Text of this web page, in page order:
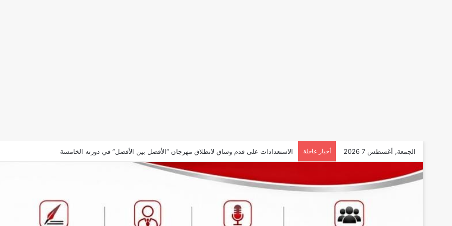
الجمعة, أغسطس 7 2026 أخبار عاجلة الاستعدادات على قدم وساق لانطلاق مهرجان “الأفضل بين الأفضل” في دورته الخامسة